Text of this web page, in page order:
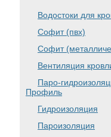
Водостоки для
Софит (пвх)
Софит
Вентиляция
Паро-
Профиль
Гидроизоляция
Пароизоляция